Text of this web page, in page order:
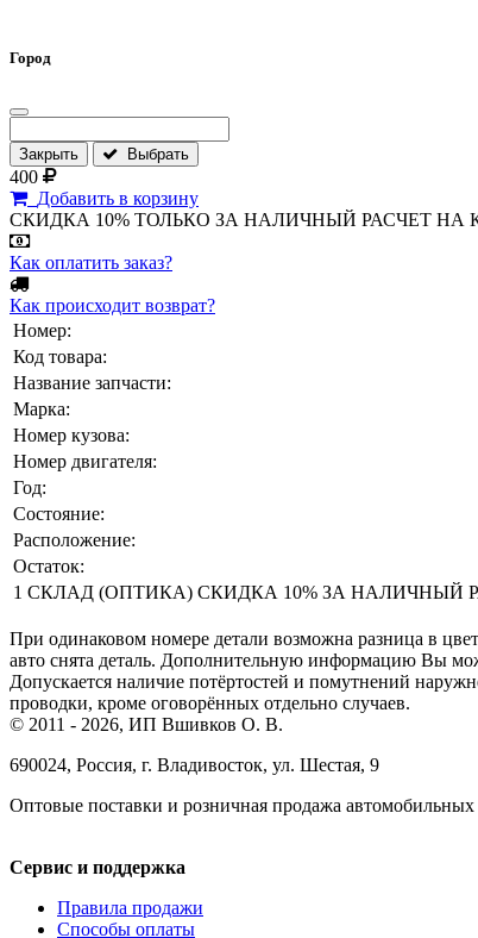
Город
Закрыть Выбрать
400
Добавить в корзину
СКИДКА 10% ТОЛЬКО ЗА НАЛИЧНЫЙ РАСЧЕТ НА
Как оплатить заказ?
Как происходит возврат?
Номер:
Код товара:
Название запчасти:
Марка:
Номер кузова:
Номер двигателя:
Год:
Состояние:
Расположение:
Остаток:
1 СКЛАД (ОПТИКА) СКИДКА 10% ЗА НАЛИЧНЫЙ
При одинаковом номере детали возможна разница в
авто снята деталь. Дополнительную информацию Вы
Допускается наличие потёртостей и помутнений
проводки, кроме оговорённых отдельно случаев.
© 2011 - 2026, ИП Вшивков О. В.
690024, Россия, г. Владивосток, ул. Шестая, 9
Оптовые поставки и розничная продажа автомобильных
Сервис и поддержка
Правила продажи
Способы оплаты